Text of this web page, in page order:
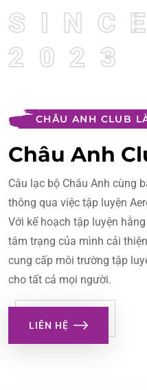
SINCE
2023
CHÂU ANH CLUB
Châu Anh
Câu lạc bộ Châu Anh cùng
thông qua việc tập luyện
Với kế hoạch tập luyện
tâm trạng của mình cải
cung cấp môi trường tập
cho tất cả mọi người.
LIÊN HỆ